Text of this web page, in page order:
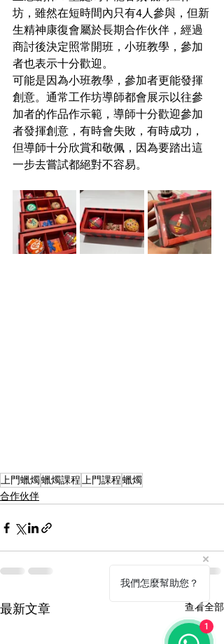
坊，雖然在短時間內只有4人參與，但新
生精神康復會屬於長期合作伙伴，經過
商討後決定照常開班，小班教學，參加
者也表示十分歡迎。
可能是因為小班教學，參加者更能發揮
創意。通常工作坊導師都會展示以往參
加者的作品作示範，導師十分歡迎參加
者發揮創意，有時會失敗，有時成功，
但導師十分欣賞和敬佩，因為要踏出這
一步去嘗試都絕對不容易。
上門蠟燭蠟燭課程上門課程蠟燭
合作伙伴
最新文章 查看全部
我們怎麼幫助您？
1